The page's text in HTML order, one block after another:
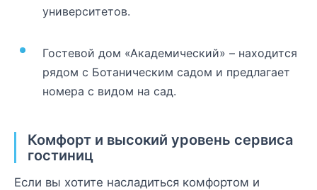
университетов.
Гостевой дом «Академический» – находится
рядом с Ботаническим садом и предлагает
номера с видом на сад.
Комфорт и высокий уровень сервиса
гостиниц
Если вы хотите насладиться комфортом и